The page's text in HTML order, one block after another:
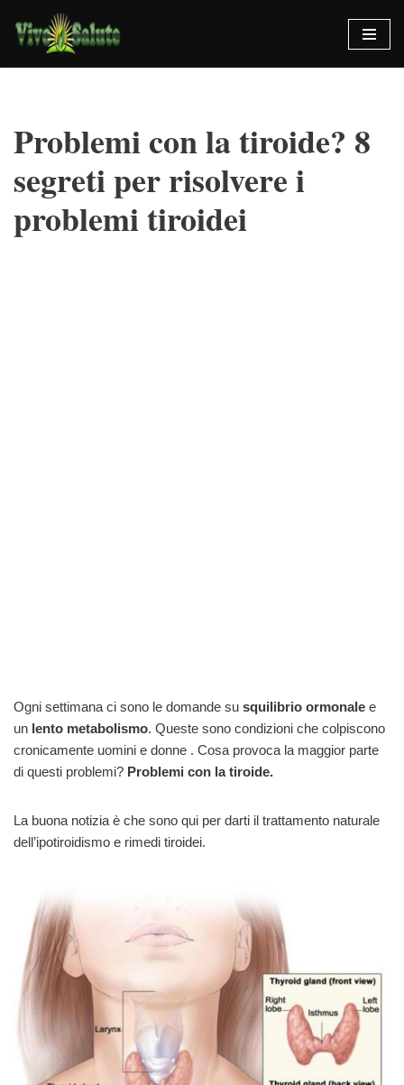
Vai
al
Problemi con la tiroide? 8
segreti per risolvere i
problemi tiroidei
Ogni settimana ci sono le domande su squilibrio ormonale e
un lento metabolismo. Queste sono condizioni che colpiscono
cronicamente uomini e donne . Cosa provoca la maggior parte
di questi problemi? Problemi con la tiroide.
La buona notizia è che sono qui per darti il trattamento naturale
dell’ipotiroidismo e rimedi tiroidei.